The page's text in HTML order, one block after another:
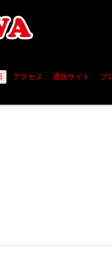
アクセス 通販サイト
ブ